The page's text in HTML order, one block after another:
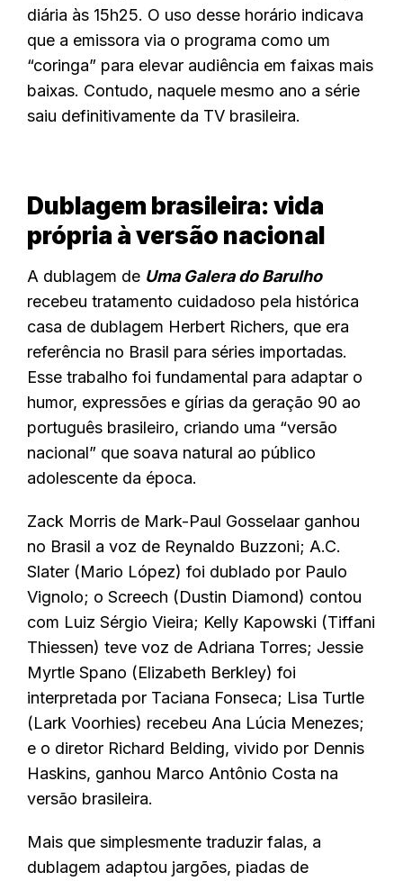
diária às 15h25. O uso desse horário indicava
que a emissora via o programa como um
“coringa” para elevar audiência em faixas mais
baixas. Contudo, naquele mesmo ano a série
saiu definitivamente da TV brasileira.
Dublagem brasileira: vida
própria à versão nacional
A dublagem de Uma Galera do Barulho
recebeu tratamento cuidadoso pela histórica
casa de dublagem Herbert Richers, que era
referência no Brasil para séries importadas.
Esse trabalho foi fundamental para adaptar o
humor, expressões e gírias da geração 90 ao
português brasileiro, criando uma “versão
nacional” que soava natural ao público
adolescente da época.
Zack Morris de Mark-Paul Gosselaar ganhou
no Brasil a voz de Reynaldo Buzzoni; A.C.
Slater (Mario López) foi dublado por Paulo
Vignolo; o Screech (Dustin Diamond) contou
com Luiz Sérgio Vieira; Kelly Kapowski (Tiffani
Thiessen) teve voz de Adriana Torres; Jessie
Myrtle Spano (Elizabeth Berkley) foi
interpretada por Taciana Fonseca; Lisa Turtle
(Lark Voorhies) recebeu Ana Lúcia Menezes;
e o diretor Richard Belding, vivido por Dennis
Haskins, ganhou Marco Antônio Costa na
versão brasileira.
Mais que simplesmente traduzir falas, a
dublagem adaptou jargões, piadas de